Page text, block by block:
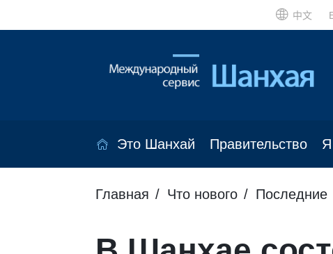
中文
Это Шанхай Правительство Я
Главная Что нового Последние